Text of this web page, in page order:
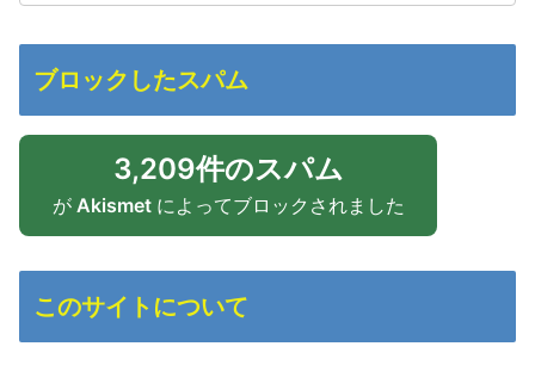
ブロックしたスパム
3,209件のスパム
が Akismetによってブロックされました
このサイトについて